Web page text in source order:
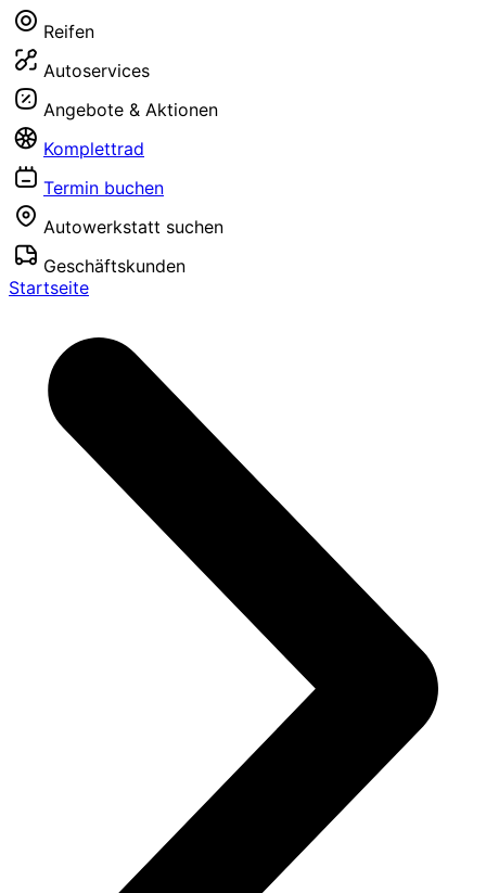
Reifen
Autoservices
Angebote & Aktionen
Komplettrad
Termin buchen
Autowerkstatt suchen
Geschäftskunden
Startseite